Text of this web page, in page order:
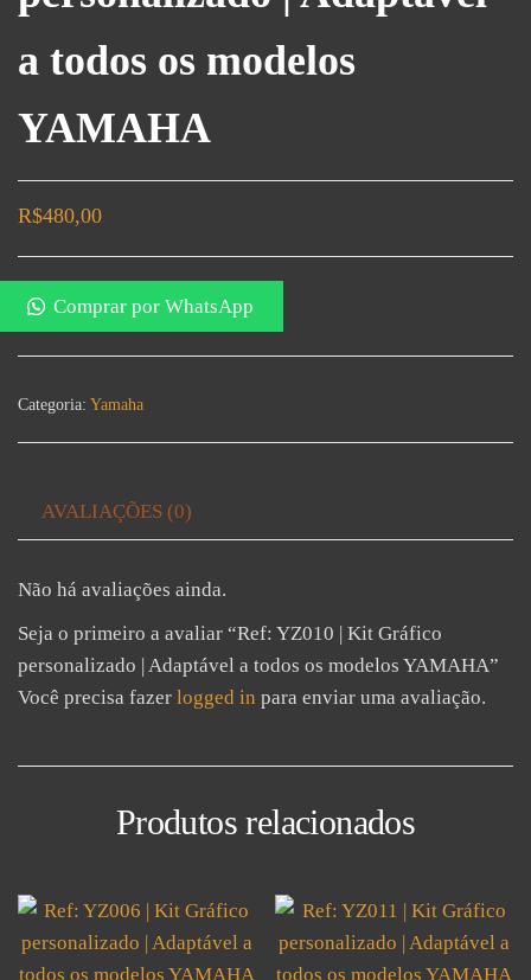
a todos os modelos
YAMAHA
R$480,00
Comprar por WhatsApp
Categoria: Yamaha
AVALIAÇÕES (0)
Não há avaliações ainda.
Seja o primeiro a avaliar “Ref: YZ010 | Kit Gráfico
personalizado | Adaptável a todos os modelos YAMAHA”
Você precisa fazer logged in para enviar uma avaliação.
Produtos relacionados